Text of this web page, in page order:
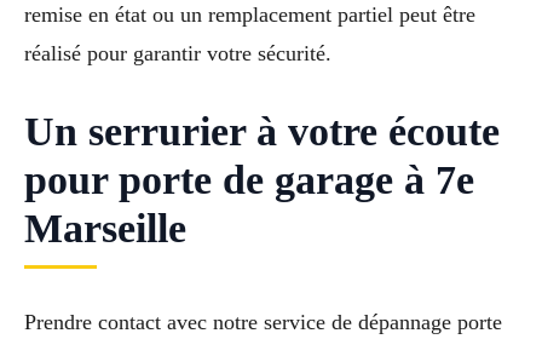
remise en état ou un remplacement partiel peut être
réalisé pour garantir votre sécurité.
Un serrurier à votre écoute
pour porte de garage à 7e
Marseille
Prendre contact avec notre service de dépannage porte